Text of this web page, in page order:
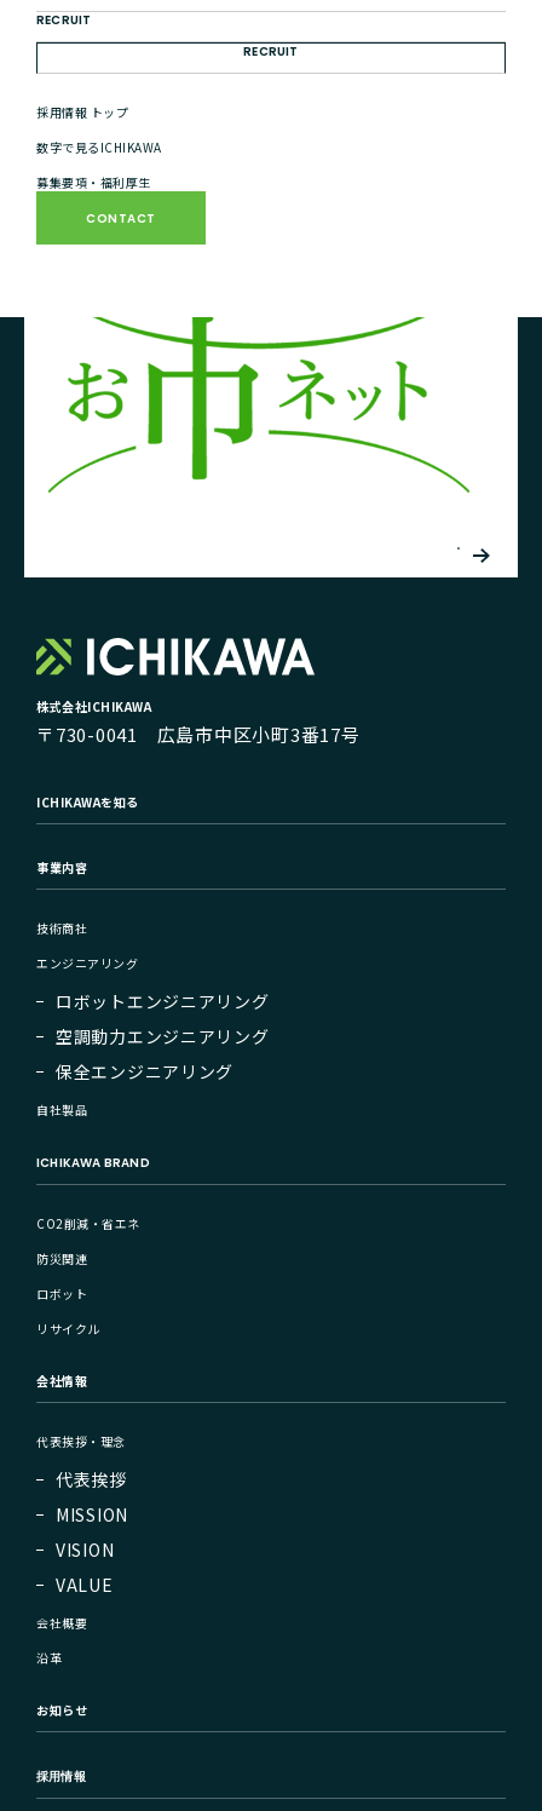
RECRUIT
RECRUIT
採用情報 トップ
数字で見るICHIKAWA
募集要項・福利厚生
CONTACT
お問い合わせ
株式会社ICHIKAWA
〒730-0041 広島市中区小町3番17号
ICHIKAWAを知る
事業内容
技術商社
エンジニアリング
ロボットエンジニアリング
空調動力エンジニアリング
保全エンジニアリング
自社製品
ICHIKAWA BRAND
CO2削減・省エネ
防災関連
ロボット
リサイクル
会社情報
代表挨拶・理念
代表挨拶
MISSION
VISION
VALUE
会社概要
沿革
お知らせ
採用情報